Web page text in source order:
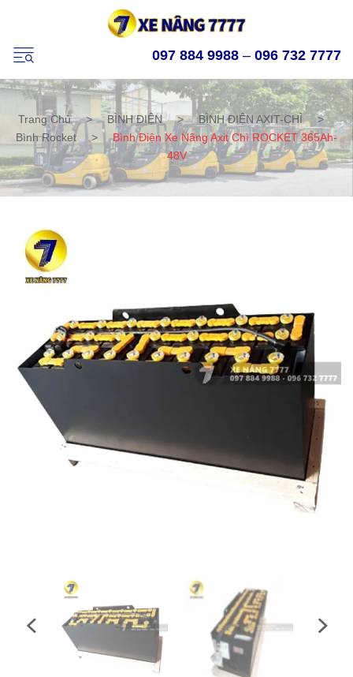
097 884 9988 – 096 732 7777
Trang Chủ > BÌNH ĐIỆN > BÌNH ĐIỆN AXIT-CHÌ
>
Bình Rocket
>
Bình Điện Xe Nâng Axit Chì ROCKET 365Ah-
48V